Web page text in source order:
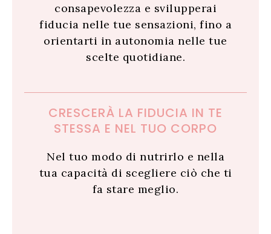
consapevolezza e svilupperai
fiducia nelle tue sensazioni, fino a
orientarti in autonomia nelle tue
scelte quotidiane.
CRESCERÀ LA FIDUCIA IN TE
STESSA E NEL TUO CORPO
Nel tuo modo di nutrirlo e nella
tua capacità di scegliere ciò che ti
fa stare meglio.